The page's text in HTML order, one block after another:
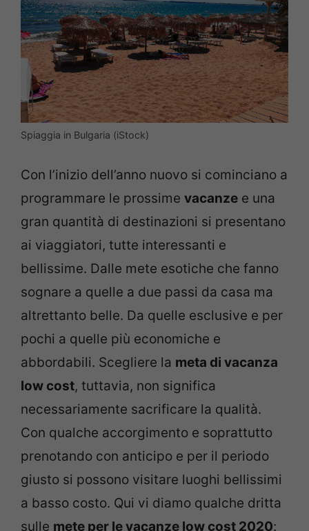
Spiaggia in Bulgaria (iStock)
Con l’inizio dell’anno nuovo si cominciano a
programmare le prossime vacanze e una
gran quantità di destinazioni si presentano
ai viaggiatori, tutte interessanti e
bellissime. Dalle mete esotiche che fanno
sognare a quelle a due passi da casa ma
altrettanto belle. Da quelle esclusive e per
pochi a quelle più economiche e
abbordabili. Scegliere la meta di vacanza
low cost, tuttavia, non significa
necessariamente sacrificare la qualità.
Con qualche accorgimento e soprattutto
prenotando con anticipo e per il periodo
giusto si possono visitare luoghi bellissimi
a basso costo. Qui vi diamo qualche dritta
sulle mete per le vacanze low cost 2020: